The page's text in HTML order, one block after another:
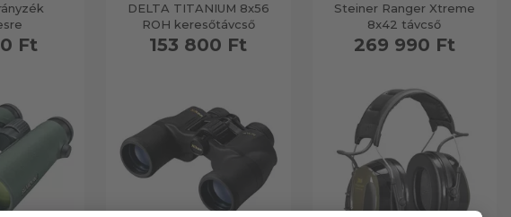
Ft
DELTA TITANIUM 8x56
ROH keresőtávcső
153 800 Ft
Steiner Ranger Xtreme
8x42 távcső
269 990 Ft